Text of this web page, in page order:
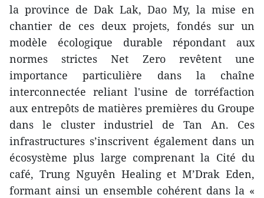
la province de Dak Lak, Dao My, la mise en
chantier de ces deux projets, fondés sur un
modèle écologique durable répondant aux
normes strictes Net Zero revêtent une
importance particulière dans la chaîne
interconnectée reliant l'usine de torréfaction
aux entrepôts de matières premières du Groupe
dans le cluster industriel de Tan An. Ces
infrastructures s’inscrivent également dans un
écosystème plus large comprenant la Cité du
café, Trung Nguyên Healing et M’Drak Eden,
formant ainsi un ensemble cohérent dans la «